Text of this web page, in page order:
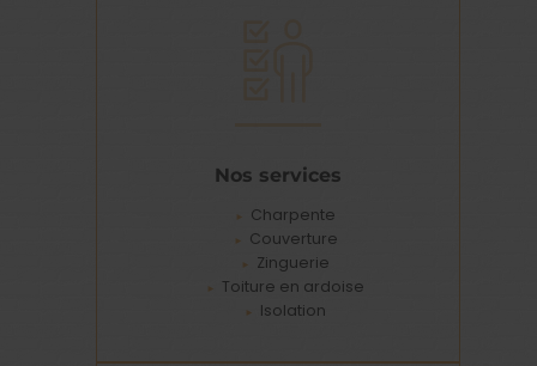
Nos services
Charpente
Couverture
Zinguerie
Toiture en ardoise
Isolation